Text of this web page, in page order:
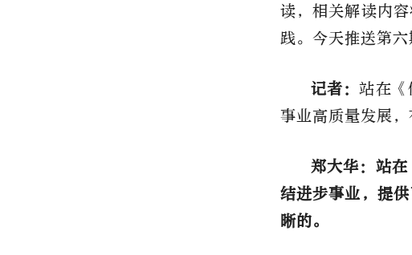
读，相关解读内
践。今天推送第六
记者：站在
事业高质量发展，
郑大华： 站在
结进步事业，提
晰的。